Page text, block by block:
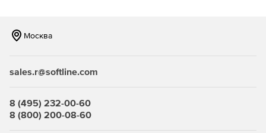
Москва
sales.r@softline.com
8 (495) 232-00-60
8 (800) 200-08-60